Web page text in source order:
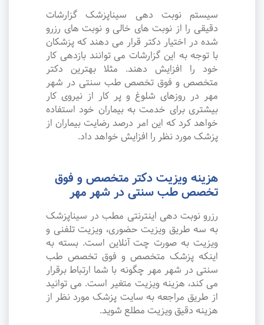
سیستم نوبت دهی سیناپزشک گزارشات
دقیقی را از نوبت های خالی و نوبت های رزرو
شده در اختیار دکتر قرار می دهند که پزشکان
با توجه به این گزارشات می توانند بازدهی کار
خود را افزایش دهند. مثلا بهترین دکتر
متخصص و فوق تخصص طب سنتی در شهر
مهر در روزهای شلوغ و پر کار از نیروی کار
بیشتری برای خدمت به بیماران خود استفاده
خواهد کرد که این امر درصد رضایت بیماران از
پزشک مورد نظر را افزایش خواهد داد.
هزینه ویزیت دکتر متخصص و فوق
تخصص طب سنتی در شهر مهر
رزرو نوبت دهی اینترنتی مطب در سیناپزشک
به سه طریق ویزیت حضوری، ویزیت تلفنی و
ویزیت به صورت چت آنلاین است. بسته به
اینکه پزشک متخصص و فوق تخصص طب
سنتی در شهر مهر چگونه با شما ارتباط برقرار
می کند، هزینه ویزیت متغیر است. می توانید
از طریق مراجعه به سایت پزشک مورد نظر از
هزینه دقیق ویزیت مطلع شوید.